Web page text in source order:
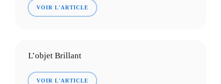
VOIR L'ARTICLE
L’objet Brillant
VOIR L'ARTICLE